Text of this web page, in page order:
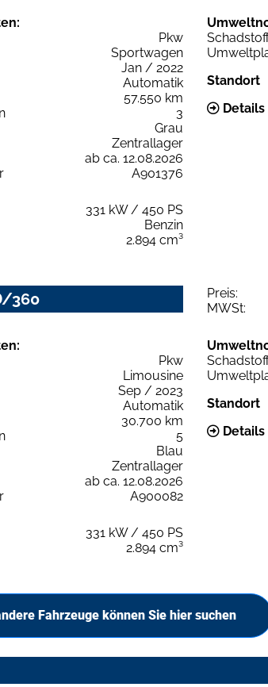
Pkw
Sportwagen
Jan / 2022
Automatik
57.550 km
3
Grau
Zentrallager
ab ca. 12.08.2026
A901376
331 kW / 450 PS
Benzin
2.894 cm³
Standort
Details
360 Preis:
MWSt:
Pkw
Limousine
Sep / 2023
Automatik
30.700 km
5
Blau
Zentrallager
ab ca. 12.08.2026
A900082
331 kW / 450 PS
2.894 cm³
Standort
Details
Fahrzeuge können Sie hier suchen